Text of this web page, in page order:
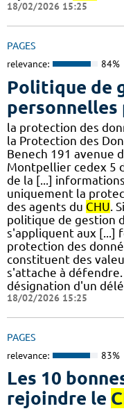
18/02/2026 15:25
PAGES
relevance: 84%
Politique de
la protection des
la Protection des
Benech 191 avenue
Montpellier cedex 5
de la [...]
uniquement la
des agents du CHU .
politique de gestion
s'appliquent aux [...]
protection des
constituent des
s'attache à
désignation d'un
18/02/2026 15:25
PAGES
relevance: 83%
Les 10
rejoindre le